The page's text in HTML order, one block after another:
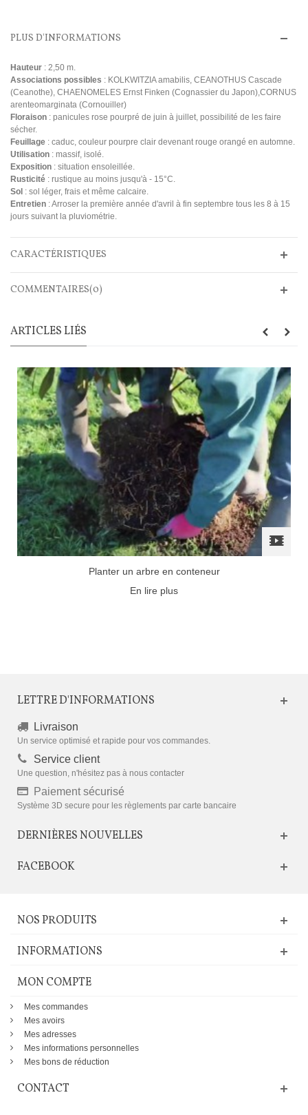
PLUS D'INFORMATIONS
Hauteur : 2,50 m.
Associations possibles : KOLKWITZIA amabilis, CEANOTHUS Cascade
(Ceanothe), CHAENOMELES Ernst Finken (Cognassier du Japon),CORNUS
arenteomarginata (Cornouiller)
Floraison : panicules rose pourpré de juin à juillet, possibilité de les faire
sécher.
Feuillage : caduc, couleur pourpre clair devenant rouge orangé en automne.
Utilisation : massif, isolé.
Exposition : situation ensoleillée.
Rusticité : rustique au moins jusqu'à - 15°C.
Sol : sol léger, frais et même calcaire.
Entretien : Arroser la première année d'avril à fin septembre tous les 8 à 15
jours suivant la pluviométrie.
CARACTÉRISTIQUES
COMMENTAIRES(0)
ARTICLES LIÉS
Planter un arbre en conteneur
En lire plus
LETTRE D'INFORMATIONS
Livraison
Un service optimisé et rapide pour vos commandes.
Service client
Une question, n'hésitez pas à nous contacter
Paiement sécurisé
Système 3D secure pour les règlements par carte bancaire
DERNIÈRES NOUVELLES
FACEBOOK
NOS PRODUITS
INFORMATIONS
MON COMPTE
Mes commandes
Mes avoirs
Mes adresses
Mes informations personnelles
Mes bons de réduction
CONTACT